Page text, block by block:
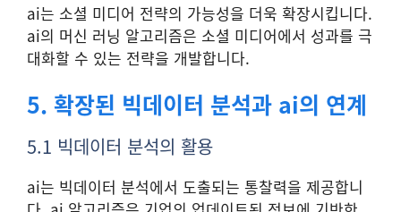
ai는 소셜 미디어 전략의 가능성을 더욱 확장시킵니다.
ai의 머신 러닝 알고리즘은 소셜 미디어에서 성과를 극
대화할 수 있는 전략을 개발합니다.
5. 확장된 빅데이터 분석과 ai의 연계
5.1 빅데이터 분석의 활용
ai는 빅데이터 분석에서 도출되는 통찰력을 제공합니